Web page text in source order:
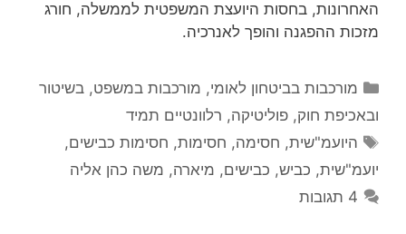
האחרונות, בחסות היועצת המשפטית לממשלה, חורג
מזכות ההפגנה והופך לאנרכיה.
קטגוריות
מורכבות בביטחון לאומי, מורכבות במשפט, בשיטור
ובאכיפת חוק, פוליטיקה, רלוונטיים תמיד
תגיות
היועמ"שית, חסימה, חסימות, חסימות כבישים,
יועמ"שית, כביש, כבישים, מיארה, משה כהן אליה
4 תגובות